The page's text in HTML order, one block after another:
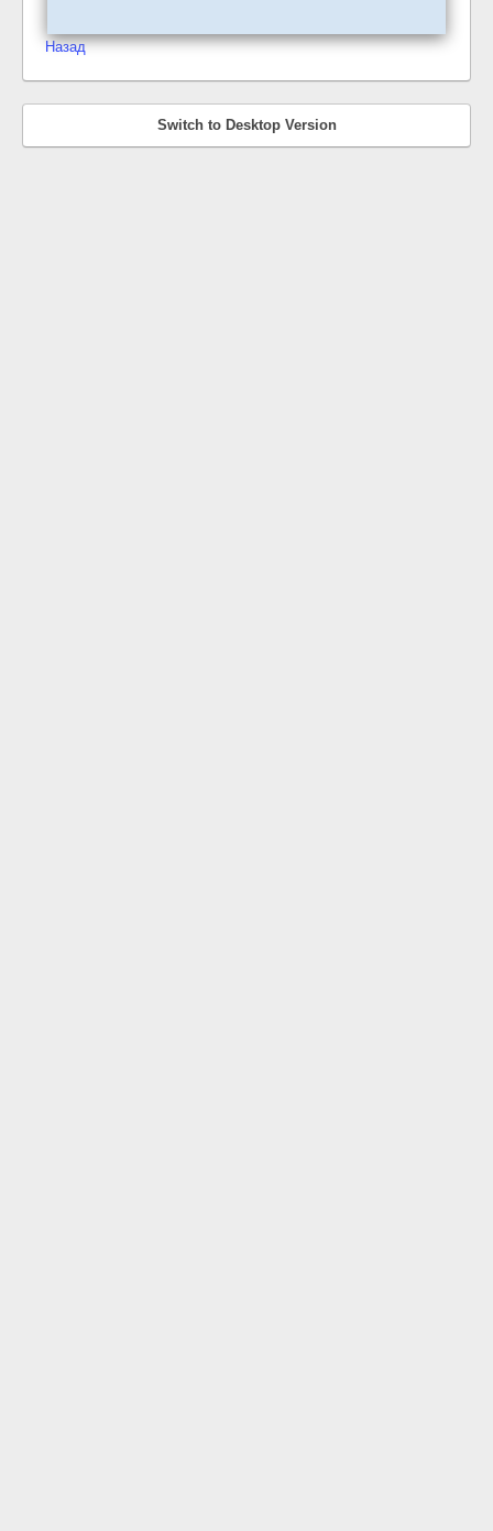
Назад
Switch to Desktop Version